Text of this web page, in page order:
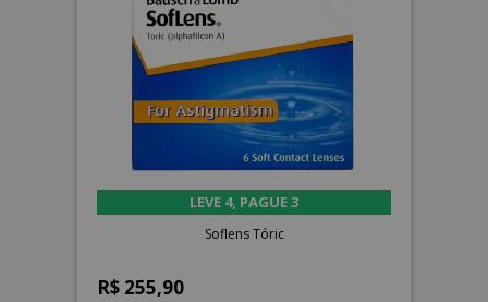
LEVE 4, PAGUE 3
Soflens Tóric
R$ 255,90